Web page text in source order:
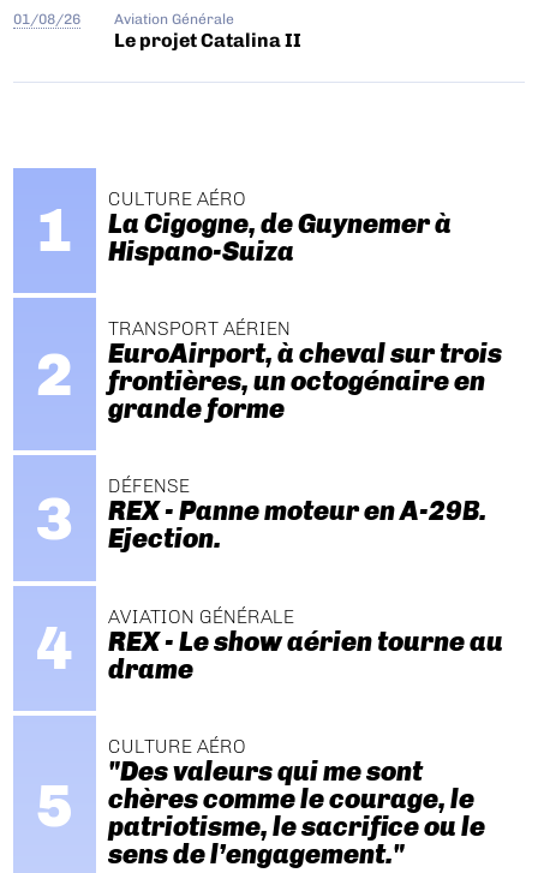
01/08/26 Aviation Générale
Le projet Catalina II
CULTURE AÉRO
La Cigogne, de Guynemer à
Hispano-Suiza
TRANSPORT AÉRIEN
EuroAirport, à cheval sur trois
frontières, un octogénaire en
grande forme
DÉFENSE
REX - Panne moteur en A-29B.
Ejection.
AVIATION GÉNÉRALE
REX - Le show aérien tourne au
drame
CULTURE AÉRO
"Des valeurs qui me sont
chères comme le courage, le
patriotisme, le sacrifice ou le
sens de l’engagement."